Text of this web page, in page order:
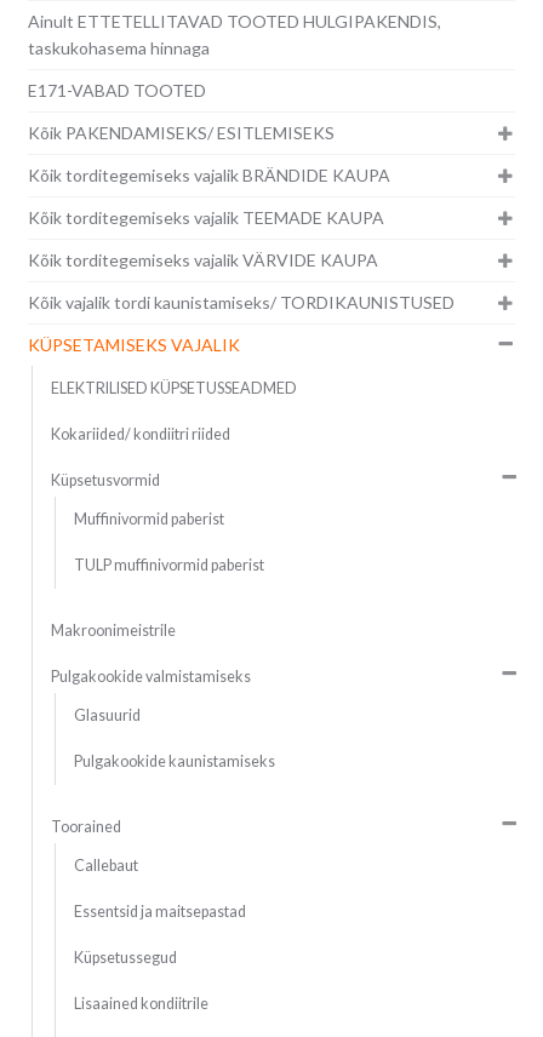
Ainult ETTETELLITAVAD TOOTED HULGIPAKENDIS,
taskukohasema hinnaga
E171-VABAD TOOTED
Kõik PAKENDAMISEKS/ ESITLEMISEKS
Kõik torditegemiseks vajalik BRÄNDIDE KAUPA
Kõik torditegemiseks vajalik TEEMADE KAUPA
Kõik torditegemiseks vajalik VÄRVIDE KAUPA
Kõik vajalik tordi kaunistamiseks/ TORDIKAUNISTUSED
KÜPSETAMISEKS VAJALIK
ELEKTRILISED KÜPSETUSSEADMED
Kokariided/ kondiitri riided
Küpsetusvormid
Muffinivormid paberist
TULP muffinivormid paberist
Makroonimeistrile
Pulgakookide valmistamiseks
Glasuurid
Pulgakookide kaunistamiseks
Toorained
Callebaut
Essentsid ja maitsepastad
Küpsetussegud
Lisaained kondiitrile